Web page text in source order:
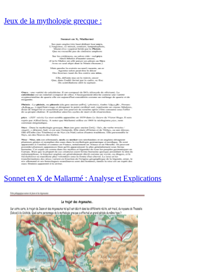
Jeux de la mythologie grecque :
Sonnet en X de Mallarmé : Analyse et Explications